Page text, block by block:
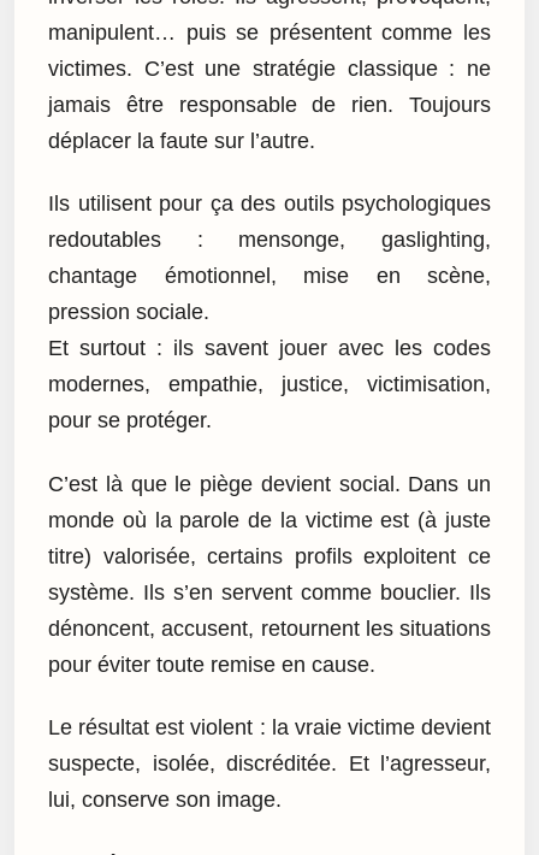
manipulent… puis se présentent comme les
victimes. C’est une stratégie classique : ne
jamais être responsable de rien. Toujours
déplacer la faute sur l’autre.
Ils utilisent pour ça des outils psychologiques
redoutables : mensonge, gaslighting,
chantage émotionnel, mise en scène,
pression sociale.
Et surtout : ils savent jouer avec les codes
modernes, empathie, justice, victimisation,
pour se protéger.
C’est là que le piège devient social. Dans un
monde où la parole de la victime est (à juste
titre) valorisée, certains profils exploitent ce
système. Ils s’en servent comme bouclier. Ils
dénoncent, accusent, retournent les situations
pour éviter toute remise en cause.
Le résultat est violent : la vraie victime devient
suspecte, isolée, discréditée. Et l’agresseur,
lui, conserve son image.